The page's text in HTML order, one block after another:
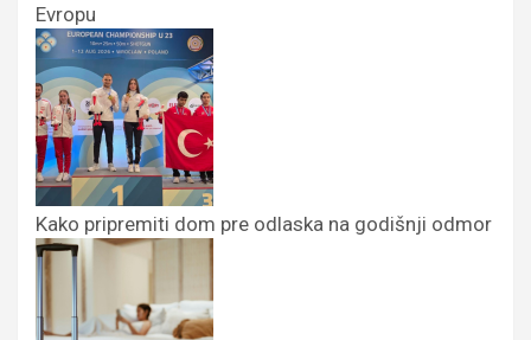
Evropu
Kako pripremiti dom pre odlaska na godišnji odmor